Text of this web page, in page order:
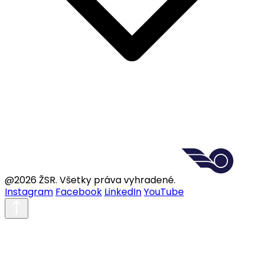
@2026 ŽSR. Všetky práva vyhradené.
Instagram Facebook LinkedInYouTube